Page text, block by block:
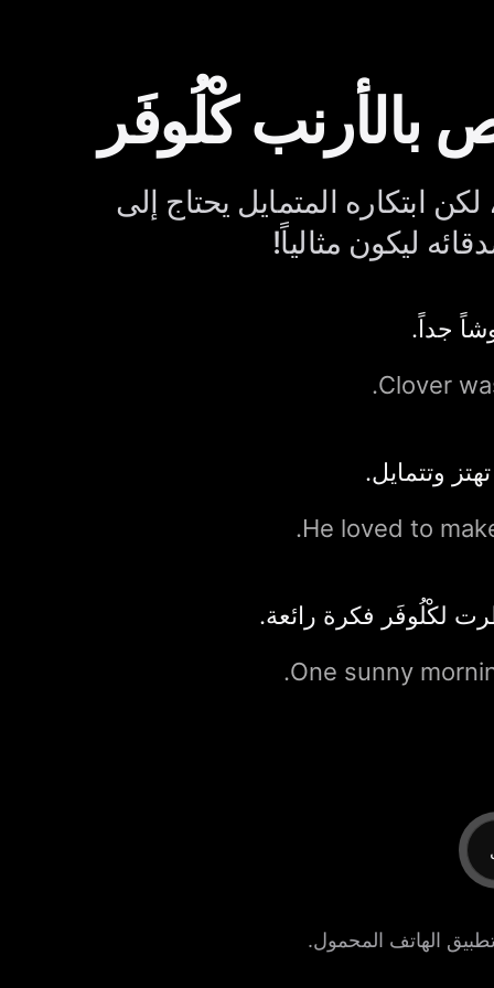
كْلُوفَر
ابتكاره المتمايل يحتاج إلى
ليكون مثالياً!
جداً.
Clover
وتتمايل.
He loved to
لكْلُوفَر فكرة رائعة.
One sunny
الهاتف المحمول.